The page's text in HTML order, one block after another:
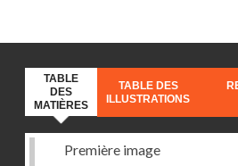
TABLE
DES
MATIÈRES
TABLE DES
ILLUSTRATIONS
Première image